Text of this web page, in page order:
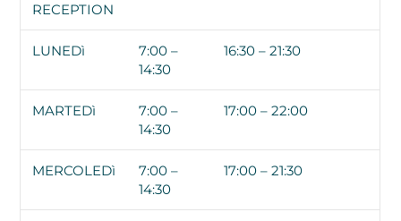
RECEPTION
LUNEDì
7:00 –
14:30
16:30 – 21:30
MARTEDì
7:00 –
14:30
17:00 – 22:00
MERCOLEDì
7:00 –
14:30
17:00 – 21:30